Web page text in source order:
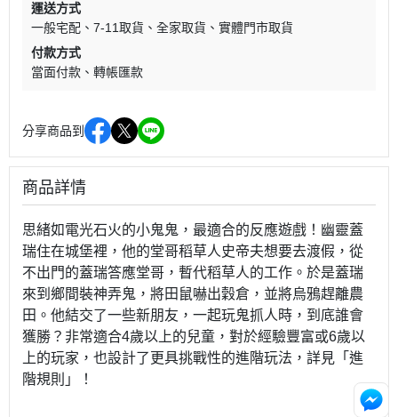
運送方式
一般宅配
7-11取貨 全家取貨
實體門市取貨
付款方式
當面付款
轉帳匯款
分享商品到
商品詳情
思緒如電光石火的小鬼鬼，最適合的反應遊戲！幽靈蓋
瑞住在城堡裡，他的堂哥稻草人史帝夫想要去渡假，從
不出門的蓋瑞答應堂哥，暫代稻草人的工作。於是蓋瑞
來到鄉間裝神弄鬼，將田鼠嚇出穀倉，並將烏鴉趕離農
田。他結交了一些新朋友，一起玩鬼抓人時，到底誰會
獲勝？非常適合4歲以上的兒童，對於經驗豐富或6歲以
上的玩家，也設計了更具挑戰性的進階玩法，詳見「進
階規則」！